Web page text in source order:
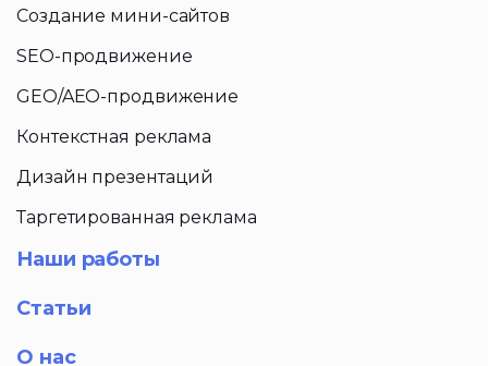
Создание мини-сайтов
SEO-продвижение
GEO/AEO-продвижение
Контекстная реклама
Дизайн презентаций
Таргетированная реклама
Наши работы
Статьи
О нас